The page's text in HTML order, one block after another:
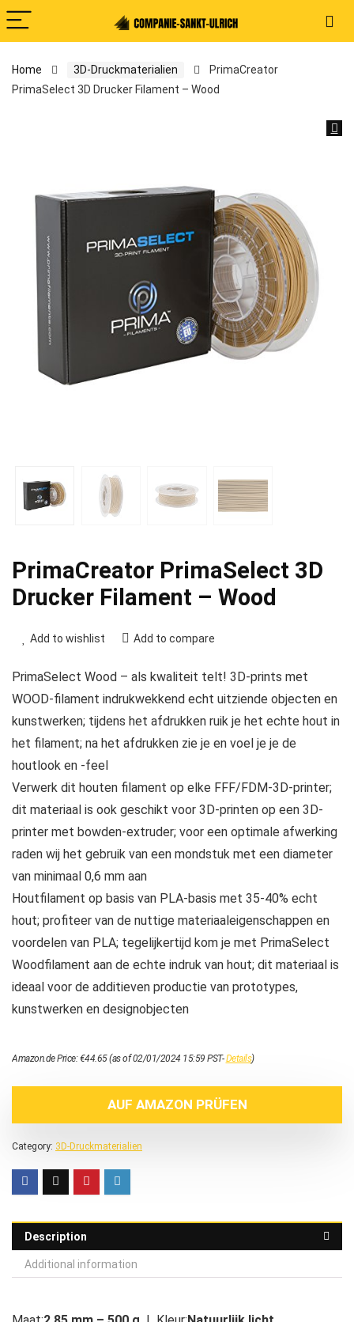
Home 3D-Druckmaterialien
PrimaCreator
PrimaSelect 3D Drucker Filament – Wood
PrimaCreator PrimaSelect 3D
Drucker Filament – Wood
Add to wishlist Add to compare
PrimaSelect Wood – als kwaliteit telt! 3D-prints met
WOOD-filament indrukwekkend echt uitziende objecten en
kunstwerken; tijdens het afdrukken ruik je het echte hout in
het filament; na het afdrukken zie je en voel je je de
houtlook en -feel
Verwerk dit houten filament op elke FFF/FDM-3D-printer;
dit materiaal is ook geschikt voor 3D-printen op een 3D-
printer met bowden-extruder; voor een optimale afwerking
raden wij het gebruik van een mondstuk met een diameter
van minimaal 0,6 mm aan
Houtfilament op basis van PLA-basis met 35-40% echt
hout; profiteer van de nuttige materiaaleigenschappen en
voordelen van PLA; tegelijkertijd kom je met PrimaSelect
Woodfilament aan de echte indruk van hout; dit materiaal is
ideaal voor de additieven productie van prototypes,
kunstwerken en designobjecten
Amazon.de Price:€44.65(as of 02/01/2024 15:59 PST-Details)
AUF AMAZON PRÜFEN
Category: 3D-Druckmaterialien
Description
Additional information